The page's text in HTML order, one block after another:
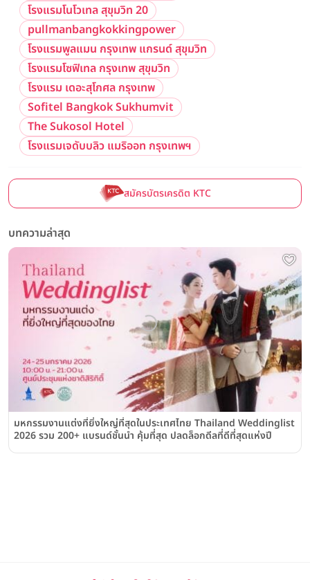
โรงแรมโนโวเทล สุขุมวิท 20
pullmanbangkokkingpower
โรงแรมพูลแมน กรุงเทพ แกรนด์ สุขุมวิท
โรงแรมโซฟิเทล กรุงเทพ สุขุมวิท
โรงแรม เดอะสุโกศล กรุงเทพ
Sofitel Bangkok Sukhumvit
The Sukosol Hotel
โรงแรมเจดับบลิว แมริออท กรุงเทพฯ
สมัครบัตรเครดิต KTC
บทความล่าสุด
มหกรรมงานแต่งที่ยิ่งใหญ่ที่สุดในประเทศไทย Thailand Weddinglist
2026 รวม 200+ แบรนด์ชั้นนำ คุ้มที่สุด ปลดล็อกดีลที่ดีที่สุดแห่งปี